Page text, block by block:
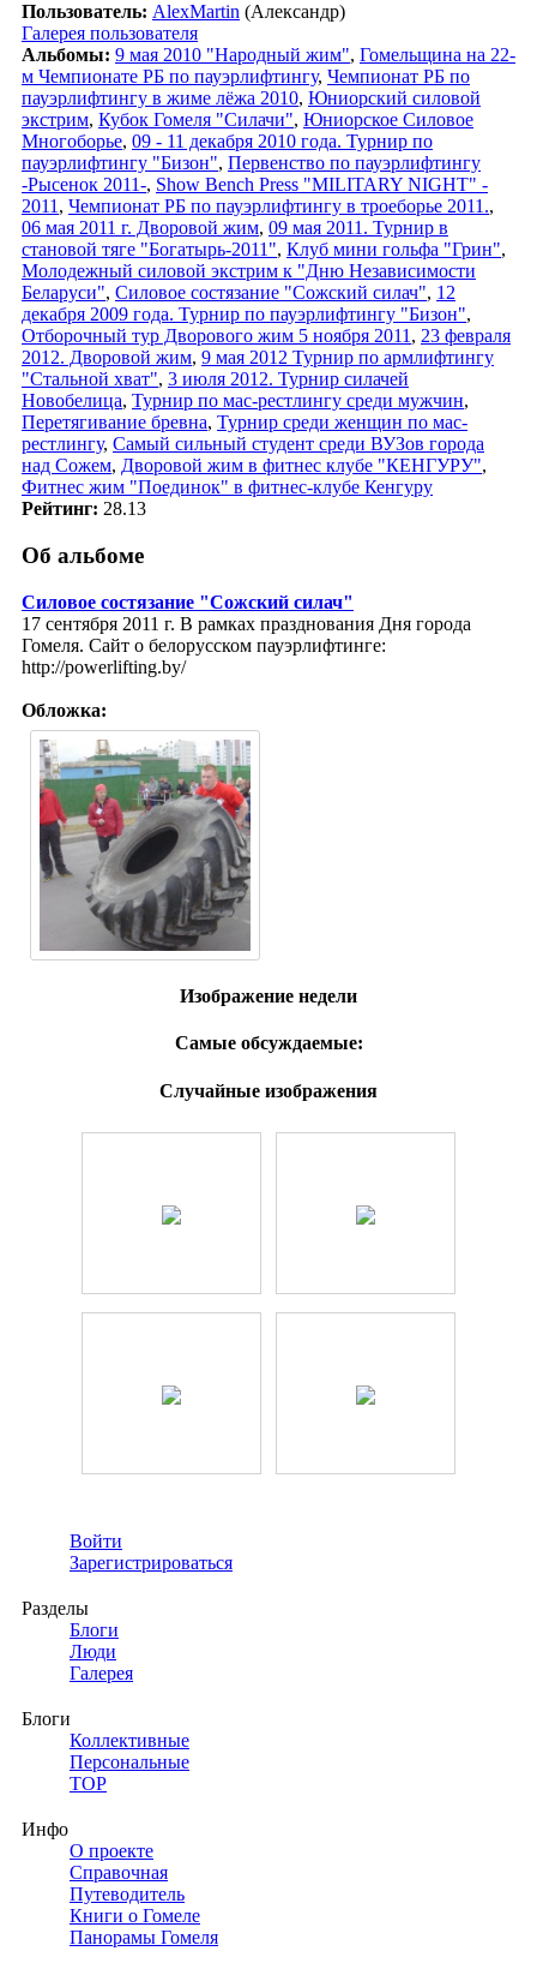
Пользователь: AlexMartin (Александр)
Галерея пользователя
Альбомы: 9 мая 2010 "Народный жим", Гомельщина на 22-
м Чемпионате РБ по пауэрлифтингу, Чемпионат РБ по
пауэрлифтингу в жиме лёжа 2010, Юниорский силовой
экстрим, Кубок Гомеля "Силачи", Юниорское Силовое
Многоборье, 09 - 11 декабря 2010 года. Турнир по
пауэрлифтингу "Бизон", Первенство по пауэрлифтингу
-Рысенок 2011-, Show Bench Press "MILITARY NIGHT" -
2011 , Чемпионат РБ по пауэрлифтингу в троеборье 2011.,
06 мая 2011 г. Дворовой жим, 09 мая 2011. Турнир в
становой тяге "Богатырь-2011", Клуб мини гольфа "Грин",
Молодежный силовой экстрим к "Дню Независимости
Беларуси", Силовое состязание "Сожский силач", 12
декабря 2009 года. Турнир по пауэрлифтингу "Бизон",
Отборочный тур Дворового жим 5 ноября 2011 , 23 февраля
2012. Дворовой жим, 9 мая 2012 Турнир по армлифтингу
"Стальной хват", 3 июля 2012. Турнир силачей
Новобелица, Турнир по мас-рестлингу среди мужчин,
Перетягивание бревна, Турнир среди женщин по мас-
рестлингу, Самый сильный студент среди ВУЗов города
над Сожем, Дворовой жим в фитнес клубе "КЕНГУРУ",
Фитнес жим "Поединок" в фитнес-клубе Кенгуру
Рейтинг: 28.13
Об альбоме
Силовое состязание "Сожский силач"
17 сентября 2011 г. В рамках празднования Дня города
Гомеля. Сайт о белорусском пауэрлифтинге:
http://powerlifting.by/
Обложка:
Изображение недели
Самые обсуждаемые:
Случайные изображения
Войти
Зарегистрироваться
Разделы
Блоги
Люди
Галерея
Блоги
Коллективные
Персональные
TOP
Инфо
О проекте
Справочная
Путеводитель
Книги о Гомеле
Панорамы Гомеля